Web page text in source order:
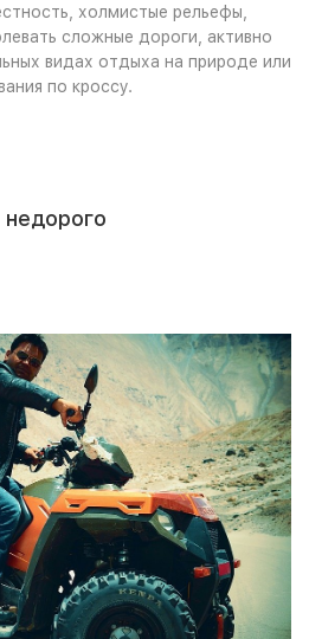
холмистые рельефы,
сложные дороги, активно
видах отдыха на природе или
по кроссу.
недорого